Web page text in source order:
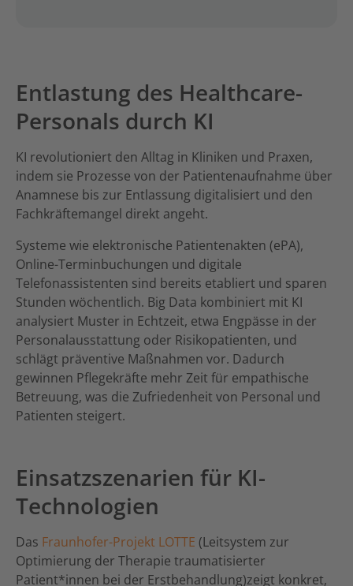
Entlastung des Healthcare-
Personals durch KI
KI revolutioniert den Alltag in Kliniken und Praxen,
indem sie Prozesse von der Patientenaufnahme über
Anamnese bis zur Entlassung digitalisiert und den
Fachkräftemangel direkt angeht.
Systeme wie elektronische Patientenakten (ePA),
Online-Terminbuchungen und digitale
Telefonassistenten sind bereits etabliert und sparen
Stunden wöchentlich. Big Data kombiniert mit KI
analysiert Muster in Echtzeit, etwa Engpässe in der
Personalausstattung oder Risikopatienten, und
schlägt präventive Maßnahmen vor. Dadurch
gewinnen Pflegekräfte mehr Zeit für empathische
Betreuung, was die Zufriedenheit von Personal und
Patienten steigert.
Einsatzszenarien für KI-
Technologien
Das Fraunhofer-Projekt LOTTE (Leitsystem zur
Optimierung der Therapie traumatisierter
Patient*innen bei der Erstbehandlung)zeigt konkret,